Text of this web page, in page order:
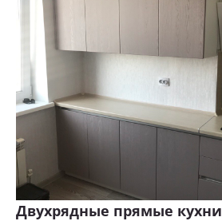
Двухрядные прямые кухни